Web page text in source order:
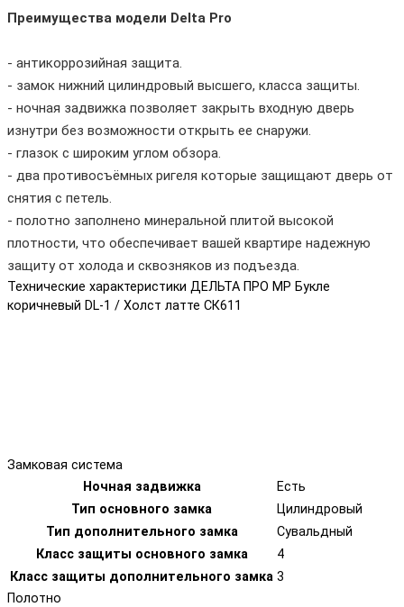
Преимущества модели Delta Pro
- антикоррозийная защита.
- замок нижний цилиндровый высшего, класса защиты.
- ночная задвижка позволяет закрыть входную дверь
изнутри без возможности открыть ее снаружи.
- глазок с широким углом обзора.
- два противосъёмных ригеля которые защищают дверь от
снятия с петель.
- полотно заполнено минеральной плитой высокой
плотности, что обеспечивает вашей квартире надежную
защиту от холода и сквозняков из подъезда.
Технические характеристики ДЕЛЬТА ПРО MP Букле
коричневый DL-1 / Холст латте СК611
Замковая система
Ночная задвижка
Есть
Тип основного замка
Цилиндровый
Тип дополнительного замка
Сувальдный
Класс защиты основного замка
4
Класс защиты дополнительного замка 3
Полотно